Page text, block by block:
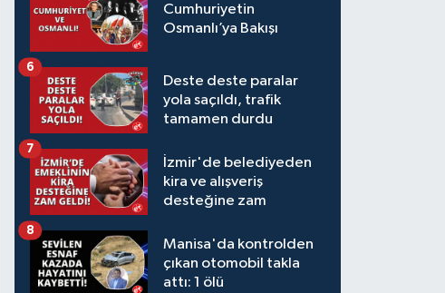
Cumhuriyetin
Osmanlı’ya Bakışı
Deste deste paralar
yola saçıldı, trafik
tamamen durdu
6
İzmir'de belediyeden
kira ve alışveriş
desteğine zam
7
Manisa'da kontrolden
çıkan otomobil takla
attı: 1 ölü
8